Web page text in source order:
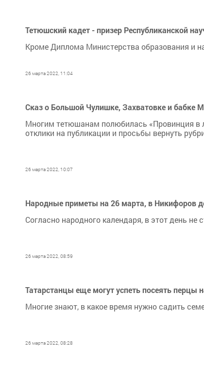
Тетюшский кадет - призер Республиканской
Кроме Диплома Министерства образования и
26 марта 2022, 11:04
Сказ о Большой Чулишке, Захватовке и бабке
Многим тетюшанам полюбилась «Провинция в
отклики на публикации и просьбы вернуть
26 марта 2022, 10:07
Народные приметы на 26 марта, в Никифоров
Согласно народного календаря, в этот день не
26 марта 2022, 08:59
Татарстанцы еще могут успеть посеять перцы
Многие знают, в какое время нужно садить
26 марта 2022, 08:28